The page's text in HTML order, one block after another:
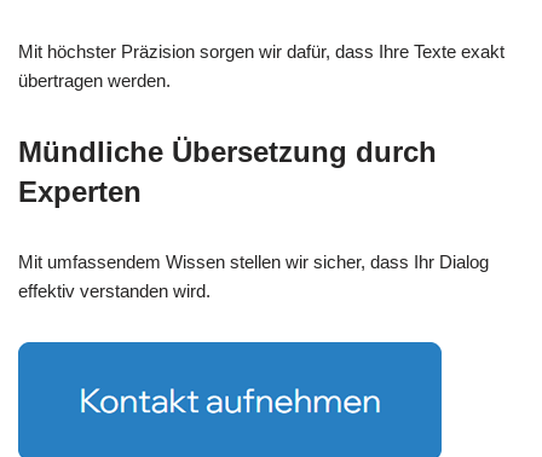
Mit höchster Präzision sorgen wir dafür, dass Ihre Texte exakt
übertragen werden.
Mündliche Übersetzung durch
Experten
Mit umfassendem Wissen stellen wir sicher, dass Ihr Dialog
effektiv verstanden wird.